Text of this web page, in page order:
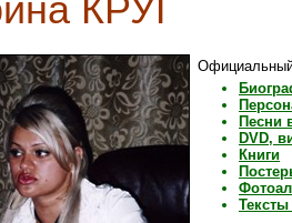
КРУГ
Песни
DVD,
Книги
Тексты